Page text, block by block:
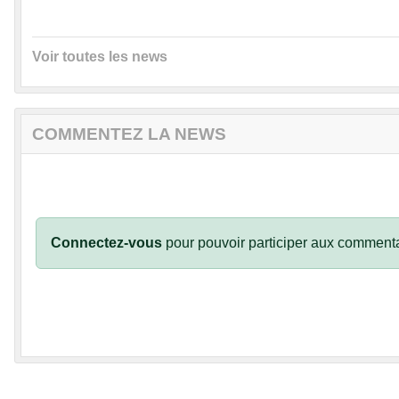
Voir toutes les news
COMMENTEZ LA NEWS
Connectez-vous pour pouvoir participer aux